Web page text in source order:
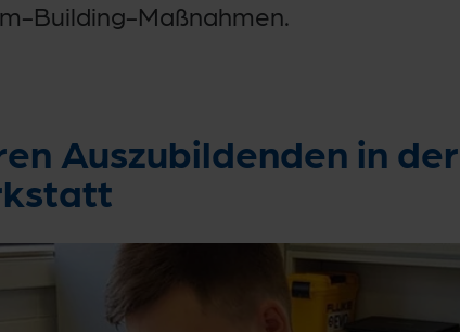
Building-Maßnahmen.
Auszubildenden in der